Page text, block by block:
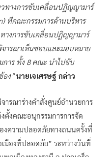
ทางการขับเคลื่อนปฏิญญามาร์
ที่คณะกรรมการด้านบริหาร
างการขับเคลื่อนปฏิญญามาร์
ารณาเห็นชอบและมอบหมาย
การ ทั้ง 8 คณะ นำไปขับ
อง”นายเจเศรษฐ์ กล่าว
ารณาร่างคำสั่งศูนย์อำนวยการ
ตั้งคณะอนุกรรมการการจัด
งความปลอดภัยทางถนนครั้งที่
มืองที่ปลอดภัย” ระหว่างวันที่